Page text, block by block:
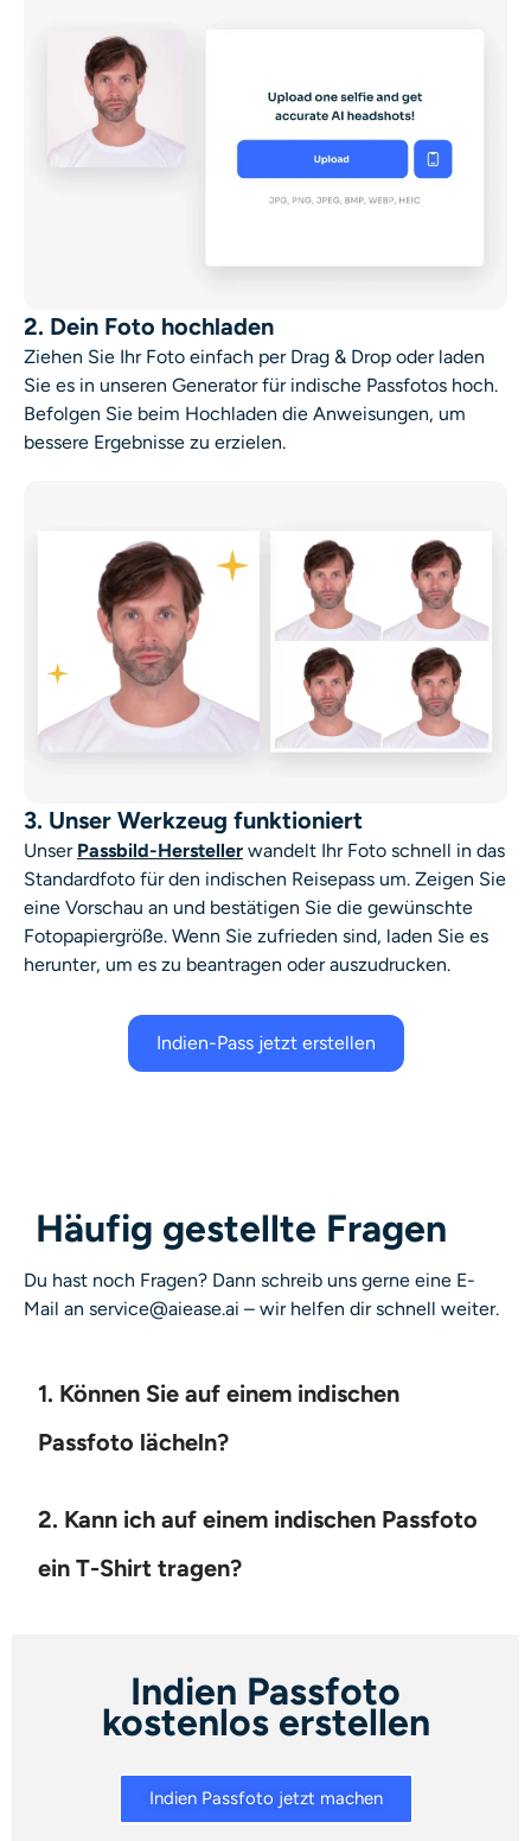
2. Dein Foto hochladen
Ziehen Sie Ihr Foto einfach per Drag & Drop oder laden
Sie es in unseren Generator für indische Passfotos hoch.
Befolgen Sie beim Hochladen die Anweisungen, um
bessere Ergebnisse zu erzielen.
3. Unser Werkzeug funktioniert
Unser Passbild-Hersteller wandelt Ihr Foto schnell in das
Standardfoto für den indischen Reisepass um. Zeigen Sie
eine Vorschau an und bestätigen Sie die gewünschte
Fotopapiergröße. Wenn Sie zufrieden sind, laden Sie es
herunter, um es zu beantragen oder auszudrucken.
Indien-Pass jetzt erstellen
Häufig gestellte Fragen
Du hast noch Fragen? Dann schreib uns gerne eine E-
Mail an service@aiease.ai – wir helfen dir schnell weiter.
1. Können Sie auf einem indischen
Passfoto lächeln?
2. Kann ich auf einem indischen Passfoto
ein T-Shirt tragen?
Indien Passfoto
kostenlos erstellen
Indien Passfoto jetzt machen